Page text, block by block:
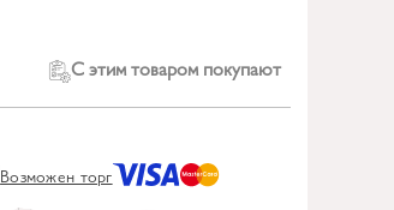
С этим товаром покупают
Возможен торг